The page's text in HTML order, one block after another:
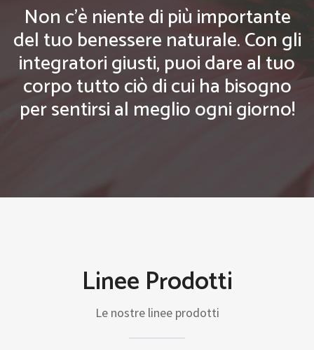
Non c'è niente di più importante
del tuo benessere naturale. Con gli
integratori giusti, puoi dare al tuo
corpo tutto ciò di cui ha bisogno
per sentirsi al meglio ogni giorno!
Linee Prodotti
Le nostre linee prodotti